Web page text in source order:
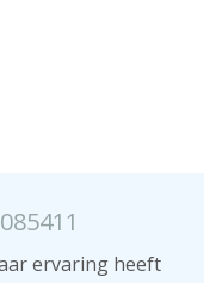
ervaring heeft